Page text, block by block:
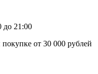
до 21:00
от 30 000 рублей